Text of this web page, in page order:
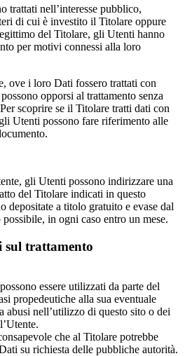
trattati nell’interesse pubblico,
di cui è investito il Titolare oppure
del Titolare, gli Utenti hanno
per motivi connessi alla loro
ove i loro Dati fossero trattati con
opporsi al trattamento senza
scoprire se il Titolare tratti dati con
Utenti possono fare riferimento alle
gli Utenti possono indirizzare una
del Titolare indicati in questo
depositate a titolo gratuito e evase dal
in ogni caso entro un mese.
trattamento
essere utilizzati da parte del
propedeutiche alla sua eventuale
abusi nell’utilizzo di questo sito o dei
che al Titolare potrebbe
su richiesta delle pubbliche autorità.